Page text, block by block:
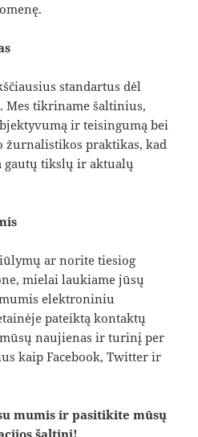
standartus dėl
Mes tikriname šaltinius,
ir teisingumą bei
žurnalistikos praktikas, kad
gautų tikslų ir aktualų
ar norite tiesiog
mielai laukiame jūsų
elektroniniu
pateiktą kontaktų
naujienas ir turinį per
kaip Facebook, Twitter ir
mumis ir pasitikite mūsų